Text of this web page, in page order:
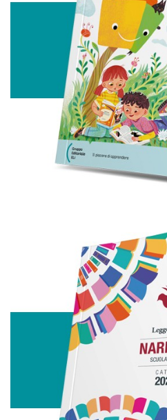
dalla Dichiarazione sui cookie.
Utilizziamo i cookie per
annunci, per fornire
analizzare il nostro traffico.
informazioni sul modo in cui
nostri partner che si occupano
pubblicità e social media, i
con altre informazioni che ha
raccolto dal suo utilizzo dei